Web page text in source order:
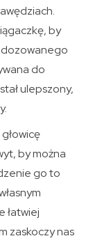
by
dozowanego
do
ulepszony,
by można
go to
łatwiej
zaskoczy nas